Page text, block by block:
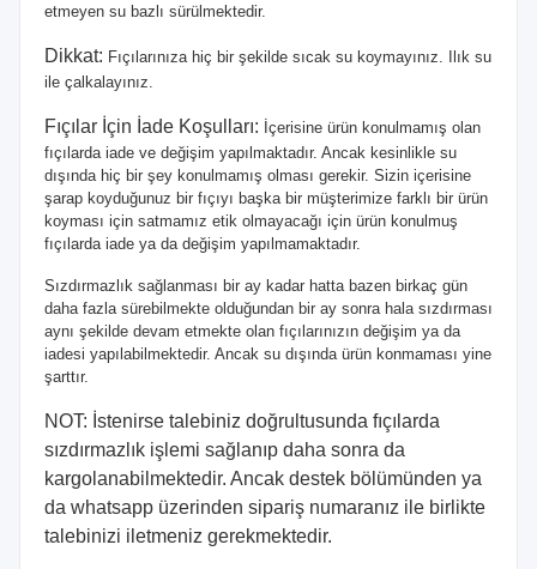
etmeyen su bazlı sürülmektedir.
Dikkat: Fıçılarınıza hiç bir şekilde sıcak su koymayınız. Ilık su
ile çalkalayınız.
Fıçılar İçin İade Koşulları: İçerisine ürün konulmamış olan
fıçılarda iade ve değişim yapılmaktadır. Ancak kesinlikle su
dışında hiç bir şey konulmamış olması gerekir. Sizin içerisine
şarap koyduğunuz bir fıçıyı başka bir müşterimize farklı bir ürün
koyması için satmamız etik olmayacağı için ürün konulmuş
fıçılarda iade ya da değişim yapılmamaktadır.
Sızdırmazlık sağlanması bir ay kadar hatta bazen birkaç gün
daha fazla sürebilmekte olduğundan bir ay sonra hala sızdırması
aynı şekilde devam etmekte olan fıçılarınızın değişim ya da
iadesi yapılabilmektedir. Ancak su dışında ürün konmaması yine
şarttır.
NOT: İstenirse talebiniz doğrultusunda fıçılarda
sızdırmazlık işlemi sağlanıp daha sonra da
kargolanabilmektedir. Ancak destek bölümünden ya
da whatsapp üzerinden sipariş numaranız ile birlikte
talebinizi iletmeniz gerekmektedir.